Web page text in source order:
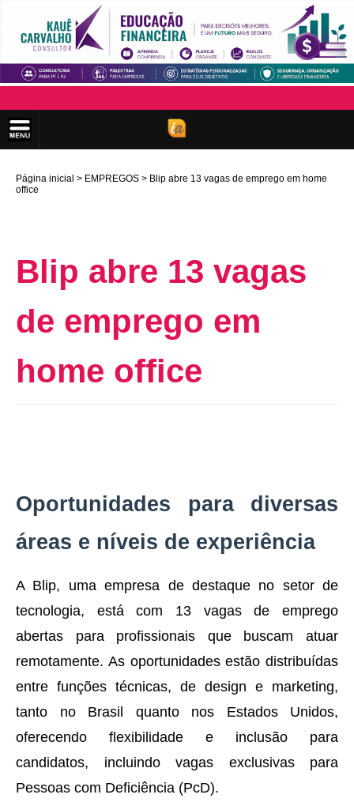
Página inicial EMPREGOS
Blip abre 13 vagas de emprego em home
office
Blip abre 13 vagas
de emprego em
home office
Oportunidades para diversas
áreas e níveis de experiência
A Blip, uma empresa de destaque no setor de
tecnologia, está com 13 vagas de emprego
abertas para profissionais que buscam atuar
remotamente. As oportunidades estão distribuídas
entre funções técnicas, de design e marketing,
tanto no Brasil quanto nos Estados Unidos,
oferecendo flexibilidade e inclusão para
candidatos, incluindo vagas exclusivas para
Pessoas com Deficiência (PcD).